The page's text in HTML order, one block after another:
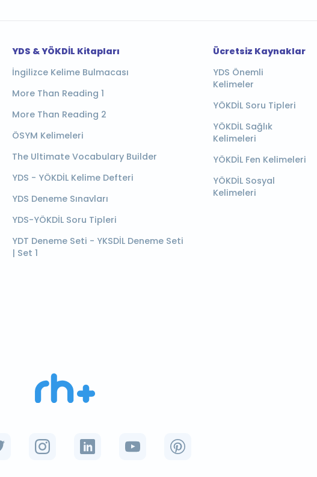
YDS & YÖKDİL Kitapları
İngilizce Kelime Bulmacası
More Than Reading 1
More Than Reading 2
ÖSYM Kelimeleri
The Ultimate Vocabulary Builder
YDS - YÖKDİL Kelime Defteri
YDS Deneme Sınavları
YDS-YÖKDİL Soru Tipleri
YDT Deneme Seti - YKSDİL Deneme Seti
| Set 1
Ücretsiz Kaynaklar
YDS Önemli
Kelimeler
YÖKDİL Soru Tipleri
YÖKDİL Sağlık
Kelimeleri
YÖKDİL Fen Kelimeleri
YÖKDİL Sosyal
Kelimeleri